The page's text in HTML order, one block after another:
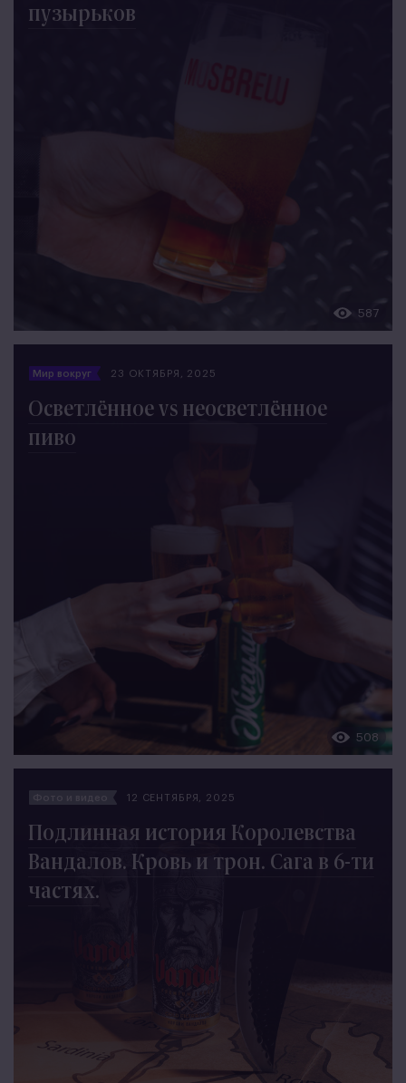
пузырьков
587
Мир вокруг 23 ОКТЯБРЯ, 2025
Осветлённое vs неосветлённое
пиво
508
12 СЕНТЯБРЯ, 2025
Подлинная история Королевства
Вандалов. Кровь и трон. Сага в 6-ти
частях.